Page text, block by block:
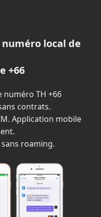
local de
+66
numéro TH +66
contrats.
Application mobile
roaming.